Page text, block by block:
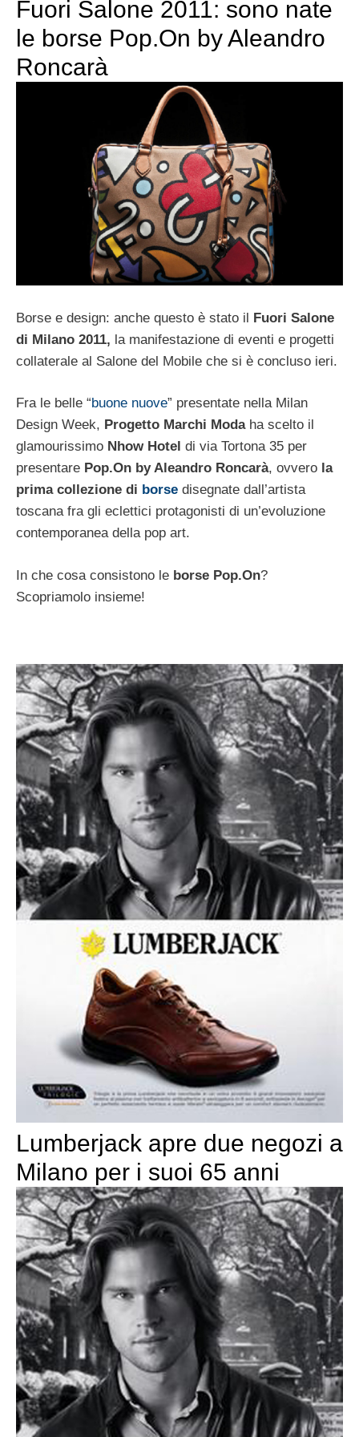
Fuori Salone 2011: sono nate
le borse Pop.On by Aleandro
Roncarà
Borse e design: anche questo è stato il Fuori Salone
di Milano 2011, la manifestazione di eventi e progetti
collaterale al Salone del Mobile che si è concluso ieri.
Fra le belle “buone nuove” presentate nella Milan
Design Week, Progetto Marchi Moda ha scelto il
glamourissimo Nhow Hotel di via Tortona 35 per
presentare Pop.On by Aleandro Roncarà, ovvero la
prima collezione di borse disegnate dall’artista
toscana fra gli eclettici protagonisti di un’evoluzione
contemporanea della pop art.
In che cosa consistono le borse Pop.On?
Scopriamolo insieme!
Lumberjack apre due negozi a
Milano per i suoi 65 anni